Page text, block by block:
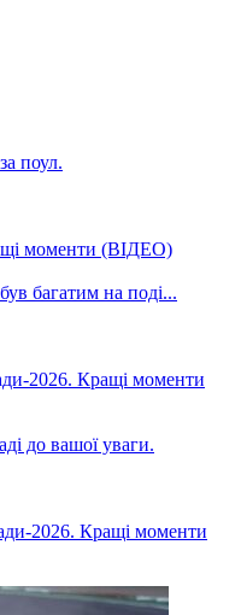
моменти (ВІДЕО)
2026. Кращі моменти
2026. Кращі моменти